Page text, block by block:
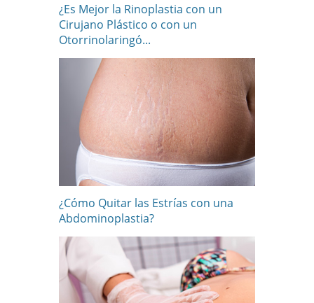
¿Es Mejor la Rinoplastia con un
Cirujano Plástico o con un
Otorrinolaringó...
¿Cómo Quitar las Estrías con una
Abdominoplastia?